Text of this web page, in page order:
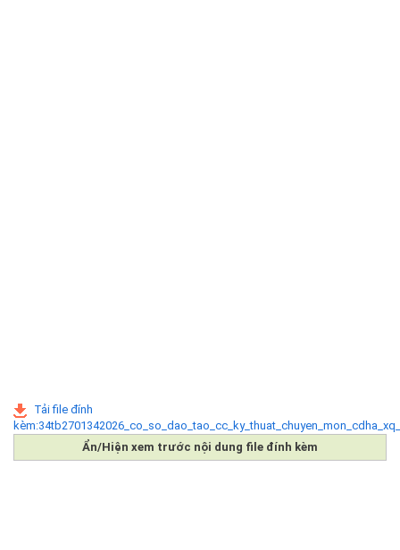
Tải file đính
Ẩn/Hiện xem trước nội dung file đính kèm